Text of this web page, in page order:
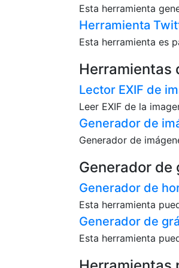
Esta herramienta
Herramienta
Esta herramienta es
Herramientas
Lector EXIF de
Leer EXIF de la
Generador de
Generador de
Generador de
Generador de
Esta herramienta
Generador de
Esta herramienta